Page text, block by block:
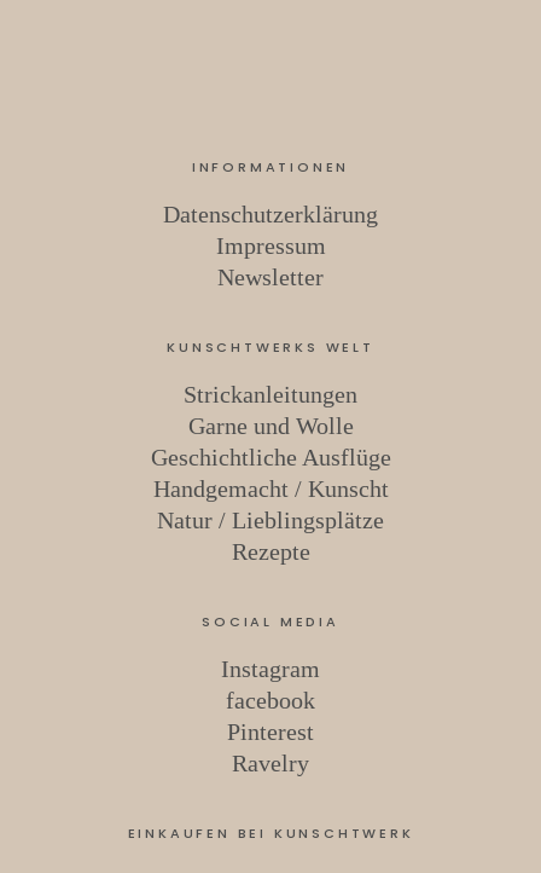
INFORMATIONEN
Datenschutzerklärung
Impressum
Newsletter
KUNSCHTWERKS WELT
Strickanleitungen
Garne und Wolle
Geschichtliche Ausflüge
Handgemacht / Kunscht
Natur / Lieblingsplätze
Rezepte
SOCIAL MEDIA
Instagram
facebook
Pinterest
Ravelry
EINKAUFEN BEI KUNSCHTWERK